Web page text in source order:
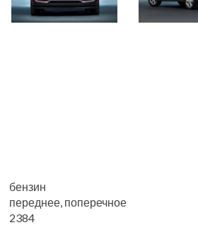
бензин
переднее, поперечное
2384